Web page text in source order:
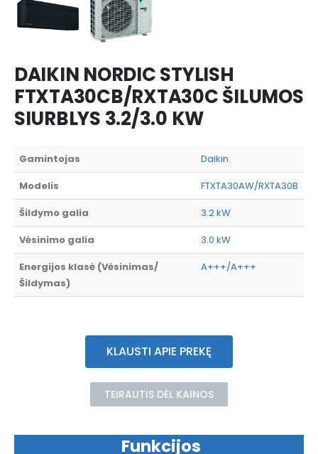
DAIKIN NORDIC STYLISH
FTXTA30CB/RXTA30C ŠILUMOS
SIURBLYS 3.2/3.0 KW
Gamintojas
Daikin
Modelis
FTXTA30AW/RXTA30B
Šildymo galia
3.2 kW
Vėsinimo galia
3.0 kW
Energijos klasė (Vėsinimas/
Šildymas)
A+++/A+++
KLAUSTI APIE PREKĘ
TEIRAUTIS DĖL KAINOS
Funkcijos